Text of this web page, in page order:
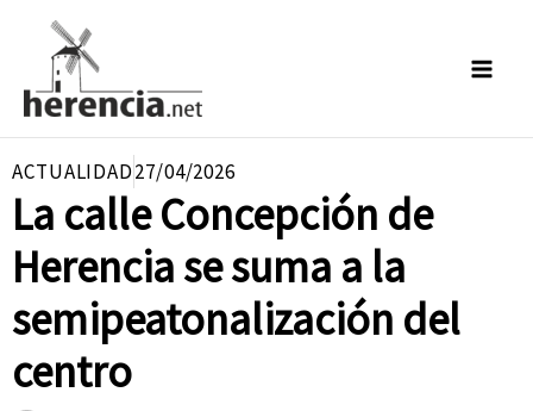
contenido
ACTUALIDAD27/04/2026
La calle Concepción de
Herencia se suma a la
semipeatonalización del
centro